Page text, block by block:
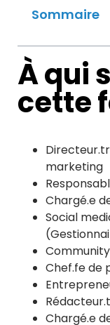
Sommaire
À qui
cette
marketing
Chargé.e
Social
Chef.fe de
Chargé.e